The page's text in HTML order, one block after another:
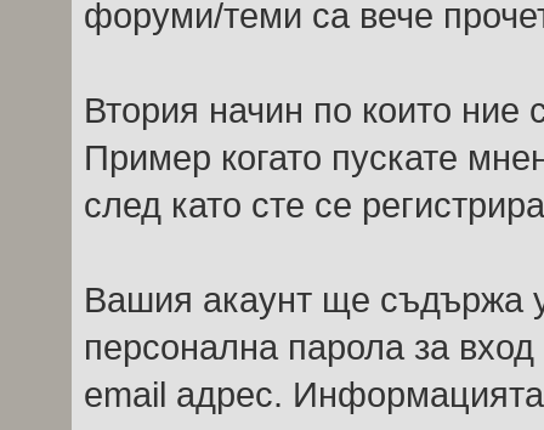
форуми/теми са вече
Втория начин по които
Пример когато пускате
след като сте се
Вашия акаунт ще съдържа
персонална парола за
email адрес.